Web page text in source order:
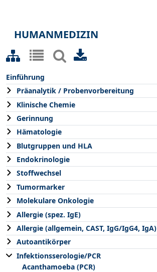
HUMANMEDIZIN
Einführung
Präanalytik / Probenvorbereitung
Klinische Chemie
Gerinnung
Hämatologie
Blutgruppen und HLA
Endokrinologie
Stoffwechsel
Tumormarker
Molekulare Onkologie
Allergie (spez. IgE)
Allergie (allgemein, CAST, IgG/IgG4, IgA)
Autoantikörper
Infektionsserologie/PCR
Acanthamoeba (PCR)